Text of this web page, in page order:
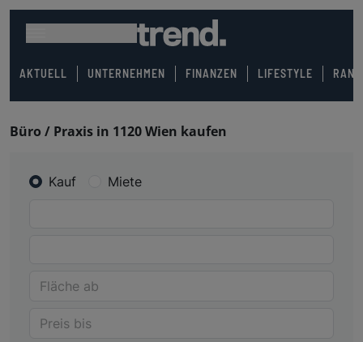
AKTUELL UNTERNEHMEN FINANZEN LIFESTYLE
Büro / Praxis in 1120 Wien kaufen
Kauf Miete